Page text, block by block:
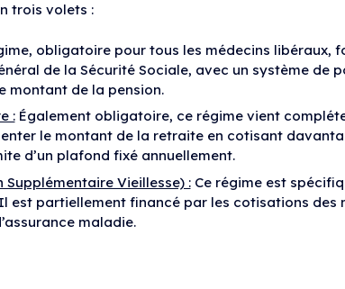
trois volets :
obligatoire pour tous les médecins libéraux,
de la Sécurité Sociale, avec un système de
montant de la pension.
:Également obligatoire, ce régime vient
le montant de la retraite en cotisant
d’un plafond fixé annuellement.
Supplémentaire Vieillesse) :Ce régime est
est partiellement financé par les cotisations des
maladie.